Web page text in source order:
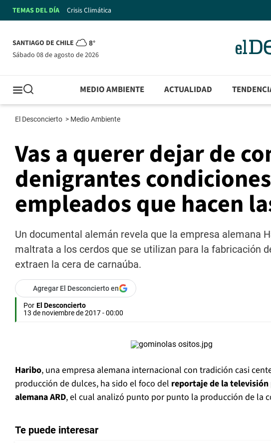
TEMAS DEL DÍA Crisis Climática
SANTIAGO DE CHILE 8°
sábado 08 de agosto de 2026
MEDIO AMBIENTE ACTUALIDAD
El Desconcierto > Medio Ambiente
Vas a querer dejar de
denigrantes
empleados que hacen
Un documental alemán revela que la empresa alemana
maltrata a los cerdos que se utilizan para la fabricación
extraen la cera de carnaúba.
Agregar El Desconcierto en
Por El Desconcierto
13 de noviembre de 2017 - 00:00
Haribo, una empresa alemana internacional con tradición casi
producción de dulces, ha sido el foco del reportaje de la
alemana ARD, el cual analizó punto por punto la producción de la
Te puede interesar